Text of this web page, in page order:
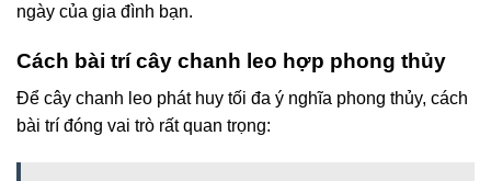
ngày của gia đình bạn.
Cách bài trí cây chanh leo hợp phong thủy
Để cây chanh leo phát huy tối đa ý nghĩa phong thủy, cách
bài trí đóng vai trò rất quan trọng: